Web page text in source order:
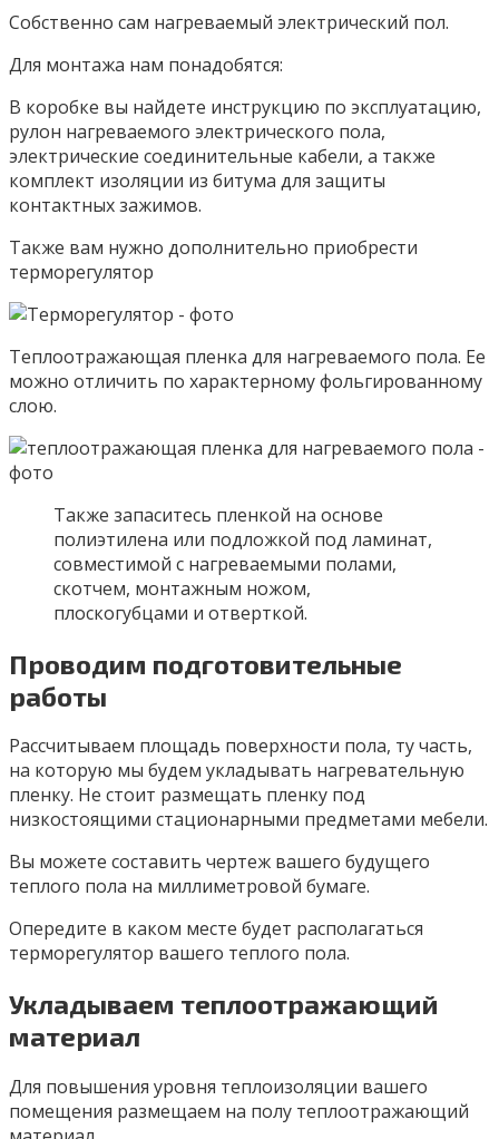
Собственно сам нагреваемый электрический пол.
Для монтажа нам понадобятся:
В коробке вы найдете инструкцию по эксплуатацию,
рулон нагреваемого электрического пола,
электрические соединительные кабели, а также
комплект изоляции из битума для защиты
контактных зажимов.
Также вам нужно дополнительно приобрести
терморегулятор
Теплоотражающая пленка для нагреваемого пола. Ее
можно отличить по характерному фольгированному
слою.
Также запаситесь пленкой на основе
полиэтилена или подложкой под ламинат,
совместимой с нагреваемыми полами,
скотчем, монтажным ножом,
плоскогубцами и отверткой.
Проводим подготовительные
работы
Рассчитываем площадь поверхности пола, ту часть,
на которую мы будем укладывать нагревательную
пленку. Не стоит размещать пленку под
низкостоящими стационарными предметами мебели.
Вы можете составить чертеж вашего будущего
теплого пола на миллиметровой бумаге.
Опередите в каком месте будет располагаться
терморегулятор вашего теплого пола.
Укладываем теплоотражающий
материал
Для повышения уровня теплоизоляции вашего
помещения размещаем на полу теплоотражающий